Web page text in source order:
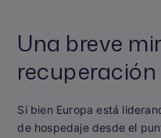
Una breve
Si bien Europa está
de hospedaje desde el